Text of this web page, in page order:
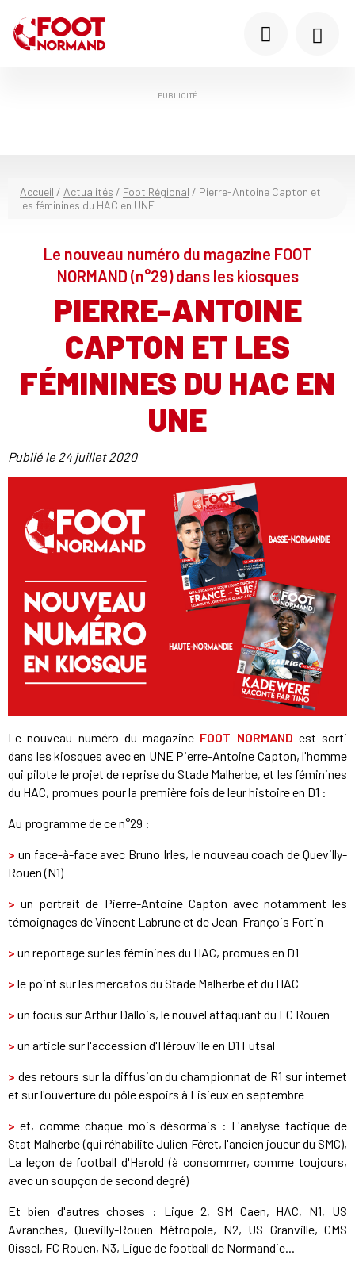
PUBLICITÉ
Accueil / Actualités / Foot Régional / Pierre-Antoine Capton et
les féminines du HAC en UNE
Le nouveau numéro du magazine FOOT
NORMAND (n°29) dans les kiosques
PIERRE-ANTOINE
CAPTON ET LES
FÉMININES DU HAC EN
UNE
Publié le 24 juillet 2020
Le nouveau numéro du magazine FOOT NORMAND est sorti
dans les kiosques avec en UNE Pierre-Antoine Capton, l'homme
qui pilote le projet de reprise du Stade Malherbe, et les féminines
du HAC, promues pour la première fois de leur histoire en D1 :
Au programme de ce n°29 :
> un face-à-face avec Bruno Irles, le nouveau coach de Quevilly-
Rouen (N1)
>un portrait de Pierre-Antoine Capton avec notamment les
témoignages de Vincent Labrune et de Jean-François Fortin
> un reportage sur les féminines du HAC, promues en D1
> le point sur les mercatos du Stade Malherbe et du HAC
> un focus sur Arthur Dallois, le nouvel attaquant du FC Rouen
> un article sur l'accession d'Hérouville en D1 Futsal
> des retours sur la diffusion du championnat de R1 sur internet
et sur l'ouverture du pôle espoirs à Lisieux en septembre
> et, comme chaque mois désormais : L'analyse tactique de
Stat Malherbe (qui réhabilite Julien Féret, l'ancien joueur du SMC),
La leçon de football d'Harold (à consommer, comme toujours,
avec un soupçon de second degré)
Et bien d'autres choses : Ligue 2, SM Caen, HAC, N1, US
Avranches, Quevilly-Rouen Métropole, N2, US Granville, CMS
Oissel, FC Rouen, N3, Ligue de football de Normandie...